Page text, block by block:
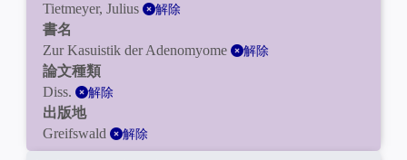
Tietmeyer, Julius
解除
書名
Zur Kasuistik der Adenomyome
解除
論文種類
Diss.
解除
出版地
Greifswald
解除